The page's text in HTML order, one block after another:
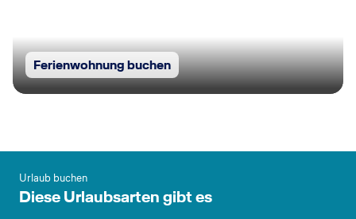
Ferienwohnung buchen
Urlaub buchen
Diese Urlaubsarten gibt es